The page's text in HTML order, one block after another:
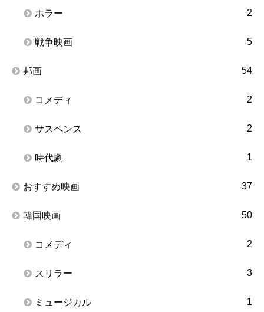
ホラー 2
戦争映画 5
邦画 54
コメディ 2
サスペンス 2
時代劇 1
おすすめ映画 37
韓国映画 50
コメディ 2
スリラー 3
ミュージカル 1